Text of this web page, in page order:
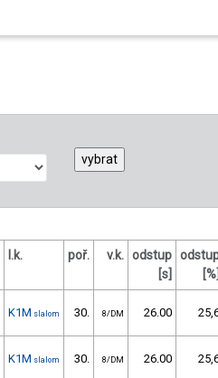
l.k. poř. v.k. odstup
[s]
[%]
K1M slalom 30. 8/DM 26.00
K1M slalom 30. 8/DM 26.00